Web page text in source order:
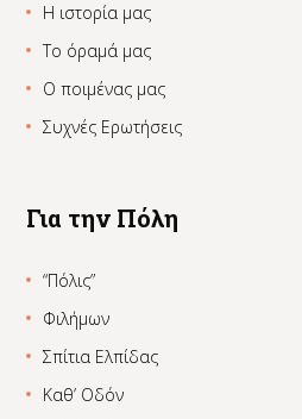
Η ιστορία μας
Το όραμά μας
Ο ποιμένας μας
Συχνές Ερωτήσεις
Για την Πόλη
“Πόλις”
Φιλήμων
Σπίτια Ελπίδας
Καθ’ Οδόν